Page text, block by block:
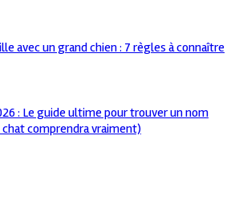
avec un grand chien : 7 règles à connaître
: Le guide ultime pour trouver un nom
comprendra vraiment)